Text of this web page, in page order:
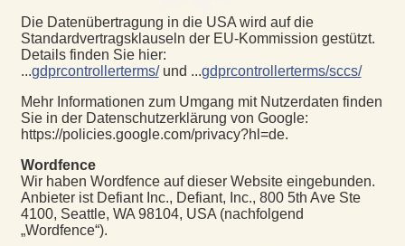
Die Datenübertragung in die USA wird auf die
Standardvertragsklauseln der EU-Kommission gestützt.
Details finden Sie hier:
...gdprcontrollerterms/ und ...gdprcontrollerterms/sccs/
Mehr Informationen zum Umgang mit Nutzerdaten finden
Sie in der Datenschutzerklärung von Google:
https://policies.google.com/privacy?hl=de.
Wordfence
Wir haben Wordfence auf dieser Website eingebunden.
Anbieter ist Defiant Inc., Defiant, Inc., 800 5th Ave Ste
4100, Seattle, WA 98104, USA (nachfolgend
„Wordfence“).